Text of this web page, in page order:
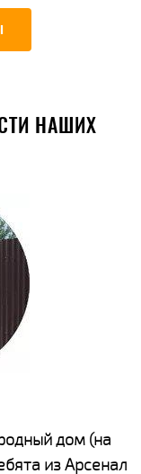
НАШИХ
дом (на
из Арсенал